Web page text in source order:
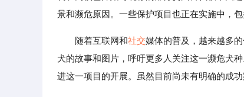
景和濒危原因。一些保护项目也正在实施中，
随着互联网和社交媒体的普及，越来越多
犬的故事和图片，呼吁更多人关注这一濒危犬
进这一项目的开展。虽然目前尚未有明确的成